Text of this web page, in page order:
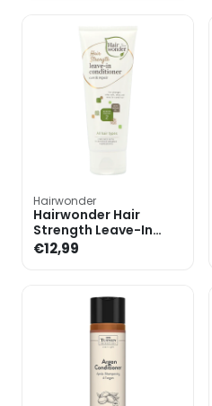
Hairwonder
Hairwonder Hair
Strength Leave-In
Conditioner Keratine -
75ml
€12,99